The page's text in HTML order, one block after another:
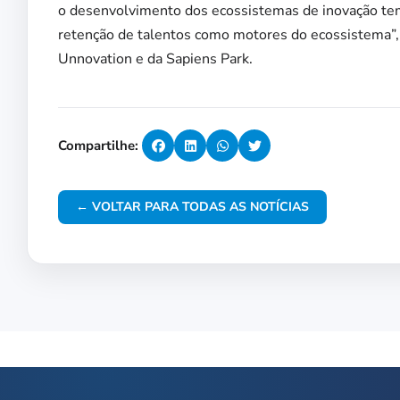
o desenvolvimento dos ecossistemas de inovação
retenção de talentos como motores do
Unnovation e da Sapiens Park.
Compartilhe:
← VOLTAR PARA TODAS AS NOTÍCIAS